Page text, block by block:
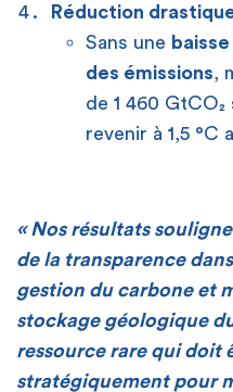
Réduction
Sans une
des émissions ,
de 1 460
revenir à 1,5 °C
« Nos résultats
de la transparence
gestion du carbone et
stockage géologique
ressource rare qui doit
stratégiquement pour